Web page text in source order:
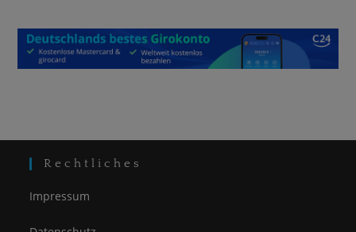
Rechtliches
Impressum